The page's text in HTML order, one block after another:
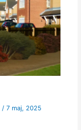
/ 7 maj, 2025